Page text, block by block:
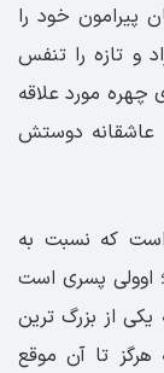
پیرامون خود را
و تازه را تنفس
چهره مورد علاقه
عاشقانه دوستش
که نسبت به
اوولی پسری است
از بزرگ ترین
تا آن موقع